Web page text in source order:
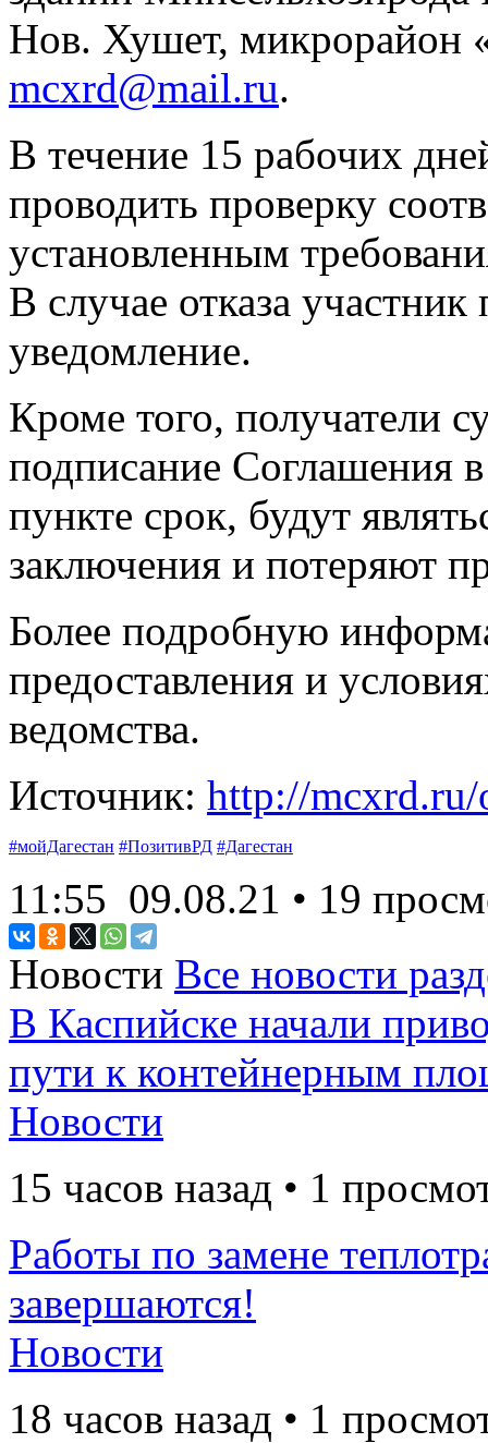
Нов. Хушет, микрорайон
mcxrd@mail.ru.
В течение 15 рабочих
проводить проверку
установленным
В случае отказа
уведомление.
Кроме того, получатели
подписание Соглашения
пункте срок, будут
заключения и потеряют
Более подробную
предоставления и
ведомства.
Источник: http://
#мойДагестан #ПозитивРД #Дагестан
11:55 09.08.21 • 19
Новости Все новости
В Каспийске начали
пути к контейнерным
Новости
15 часов назад • 1
Работы по замене
завершаются!
Новости
18 часов назад • 1